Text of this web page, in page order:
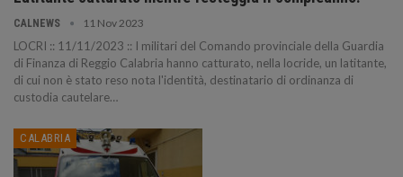
CALNEWS 11 Nov 2023
LOCRI :: 11/11/2023 :: I militari del Comando provinciale della Guardia
di Finanza di Reggio Calabria hanno catturato, nella locride, un latitante,
di cui non è stato reso nota l'identità, destinatario di ordinanza di
custodia cautelare…
CALABRIA